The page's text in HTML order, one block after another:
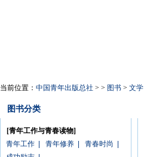
当前位置： 中国青年出版总社 > > 图书 > 文学
图书分类
[青年工作与青春读物]
青年工作
青年修养 青春时尚